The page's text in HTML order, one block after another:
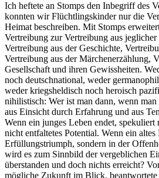
Ich heftete an Stomps den Inbegriff des
konnten wir Flüchtlingskinder nur die
Heimat beschreiben. Mit Stomps
Vertreibung zur Vertreibung aus
Vertreibung aus der Geschichte,
Vertreibung aus der Märchenerzählung,
Gesellschaft und ihren Gewissheiten.
noch deutschnational, weder
weder kriegsheldisch noch heroisch
nihilistisch: Wer ist man dann, wenn
aus Einsicht durch Erfahrung und aus
Wenn ein junges Leben endet, spekuliert
nicht entfaltetes Potential. Wenn ein
Erfüllungstriumph, sondern in der
wird es zum Sinnbild der vergeblichen
überstanden und doch nichts erreicht?
mögliche Zukunft im Blick, beantwortete